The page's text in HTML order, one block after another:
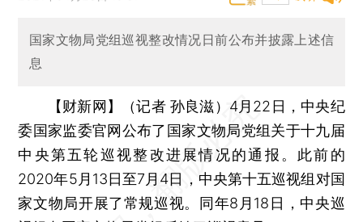
国家文物局党组巡视整改情况日前公布并披露上述信
息
【财新网】（记者 孙良滋） 4月22日，中央纪
委国家监委官网公布了国家文物局党组关于十九届
中央第五轮巡视整改进展情况的通报。此前的
2020年5月13日至7月4日，中央第十五巡视组对国
家文物局开展了常规巡视。同年8月18日，中央巡